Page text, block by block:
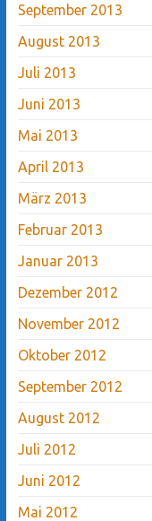
September 2013
August 2013
Juli 2013
Juni 2013
Mai 2013
April 2013
März 2013
Februar 2013
Januar 2013
Dezember 2012
November 2012
Oktober 2012
September 2012
August 2012
Juli 2012
Juni 2012
Mai 2012